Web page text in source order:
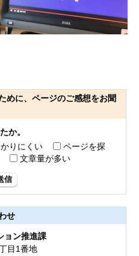
めに、ページのご感想をお聞
か。
りにくい
ページを探
文章量が多い
信
せ
ョン推進課
目1番地